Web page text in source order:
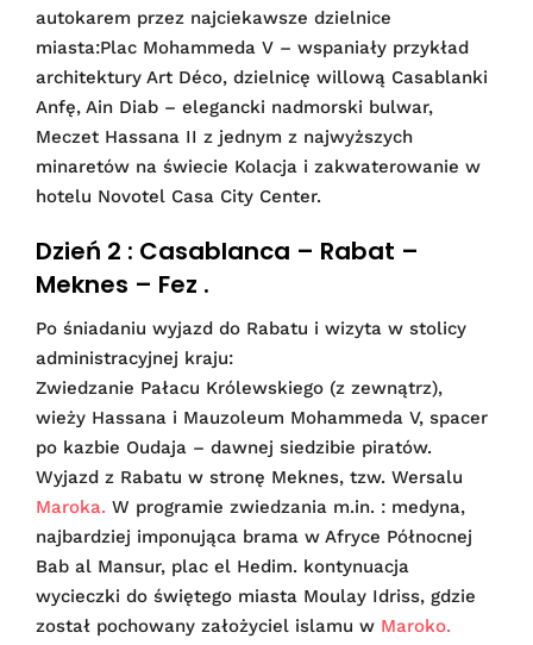
autokarem przez najciekawsze dzielnice
miasta:Plac Mohammeda V – wspaniały przykład
architektury Art Déco, dzielnicę willową Casablanki
Anfę, Ain Diab – elegancki nadmorski bulwar,
Meczet Hassana II z jednym z najwyższych
minaretów na świecie Kolacja i zakwaterowanie w
hotelu Novotel Casa City Center.
Dzień 2 : Casablanca – Rabat –
Meknes – Fez .
Po śniadaniu wyjazd do Rabatu i wizyta w stolicy
administracyjnej kraju:
Zwiedzanie Pałacu Królewskiego (z zewnątrz),
wieży Hassana i Mauzoleum Mohammeda V, spacer
po kazbie Oudaja – dawnej siedzibie piratów.
Wyjazd z Rabatu w stronę Meknes, tzw. Wersalu
Maroka. W programie zwiedzania m.in. : medyna,
najbardziej imponująca brama w Afryce Północnej
Bab al Mansur, plac el Hedim. kontynuacja
wycieczki do świętego miasta Moulay Idriss, gdzie
został pochowany założyciel islamu w Maroko.